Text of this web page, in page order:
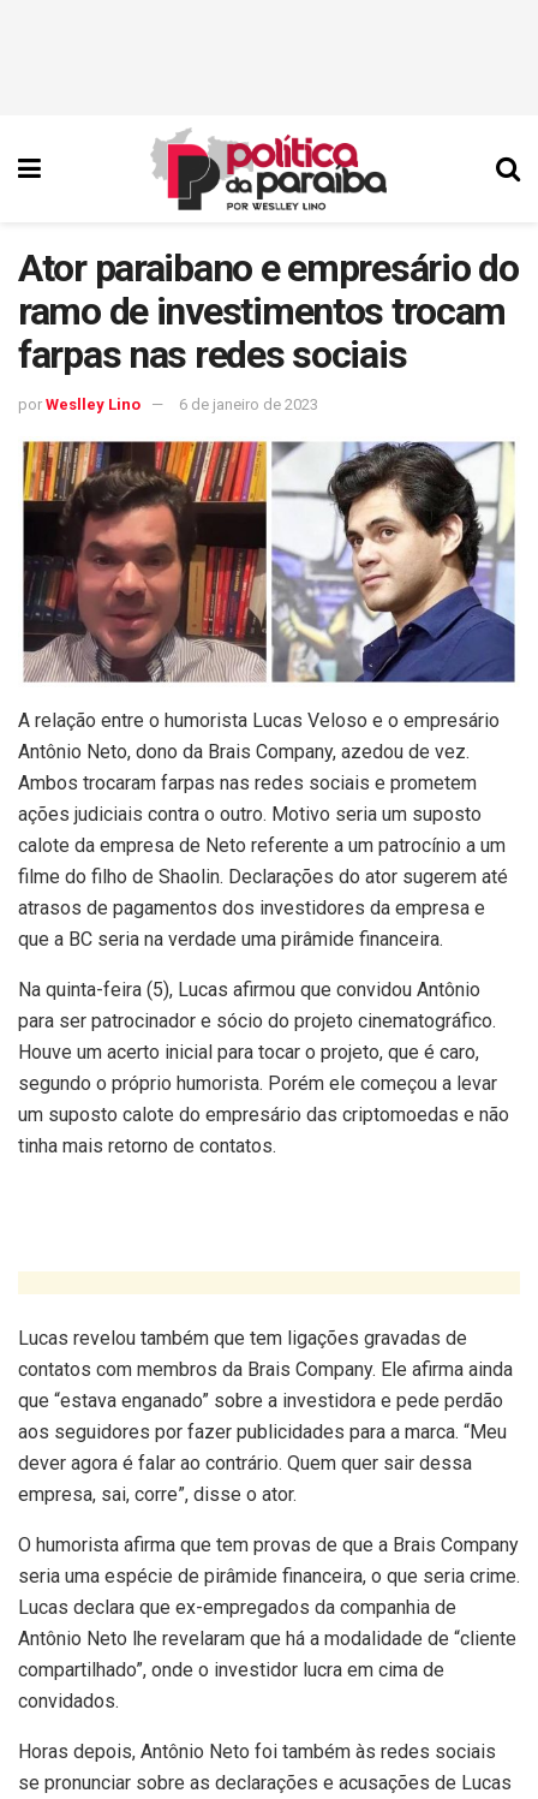
Ator paraibano e empresário do
ramo de investimentos trocam
farpas nas redes sociais
por Weslley Lino 6 de janeiro de 2023
A relação entre o humorista Lucas Veloso e o empresário
Antônio Neto, dono da Brais Company, azedou de vez.
Ambos trocaram farpas nas redes sociais e prometem
ações judiciais contra o outro. Motivo seria um suposto
calote da empresa de Neto referente a um patrocínio a um
filme do filho de Shaolin. Declarações do ator sugerem até
atrasos de pagamentos dos investidores da empresa e
que a BC seria na verdade uma pirâmide financeira.
Na quinta-feira (5), Lucas afirmou que convidou Antônio
para ser patrocinador e sócio do projeto cinematográfico.
Houve um acerto inicial para tocar o projeto, que é caro,
segundo o próprio humorista. Porém ele começou a levar
um suposto calote do empresário das criptomoedas e não
tinha mais retorno de contatos.
Lucas revelou também que tem ligações gravadas de
contatos com membros da Brais Company. Ele afirma ainda
que “estava enganado” sobre a investidora e pede perdão
aos seguidores por fazer publicidades para a marca. “Meu
dever agora é falar ao contrário. Quem quer sair dessa
empresa, sai, corre”, disse o ator.
O humorista afirma que tem provas de que a Brais Company
seria uma espécie de pirâmide financeira, o que seria crime.
Lucas declara que ex-empregados da companhia de
Antônio Neto lhe revelaram que há a modalidade de “cliente
compartilhado”, onde o investidor lucra em cima de
convidados.
Horas depois, Antônio Neto foi também às redes sociais
se pronunciar sobre as declarações e acusações de Lucas